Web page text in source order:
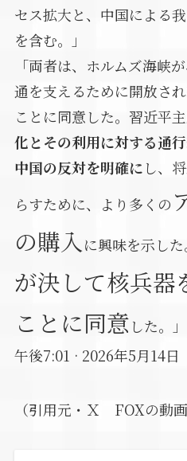
セス拡大と、中国による
を含む。」
「両者は、ホルムズ海峡
通を支えるために開放さ
ことに同意した。習近平主
化とその利用に対する通
中国の反対を明確にし、
らすために、より多くの
の購入 に興味を示した
が決して核兵器
ことに同意した。」
午後7:01 · 2026年5月14日
（引用元・Ｘ FOXの動